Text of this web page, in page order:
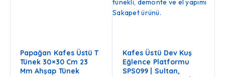
Papağan Kafes Üstü T
Tünek 30×30 Cm 23
Mm Ahşap Tünek
Kafes Üstü Dev Kuş
Eğlence Platformu
SPS099 | Sultan,